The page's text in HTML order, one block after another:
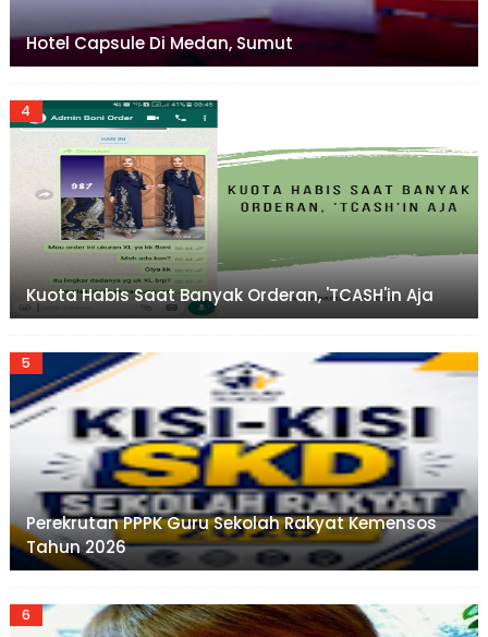
Hotel Capsule Di Medan, Sumut
Kuota Habis Saat Banyak Orderan, 'TCASH'in Aja
Perekrutan PPPK Guru Sekolah Rakyat Kemensos
Tahun 2026